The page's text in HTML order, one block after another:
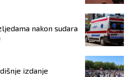
nakon sudara
izdanje